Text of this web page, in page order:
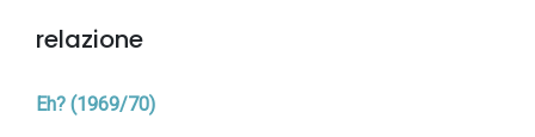
relazione
Eh? (1969/70)